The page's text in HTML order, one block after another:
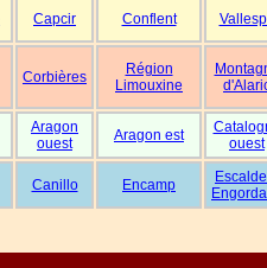
Capcir Conflent
Corbières
Région
Limouxine
Aragon
ouest
Aragon est
ouest
Canillo Encamp